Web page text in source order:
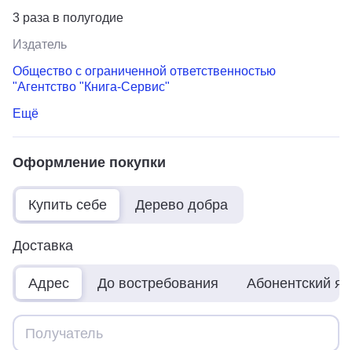
3 раза в полугодие
Издатель
Общество с ограниченной ответственностью
"Агентство "Книга-Сервис"
Ещё
Оформление покупки
Купить себе Дерево добра
Доставка
Адрес До востребования Абонентский